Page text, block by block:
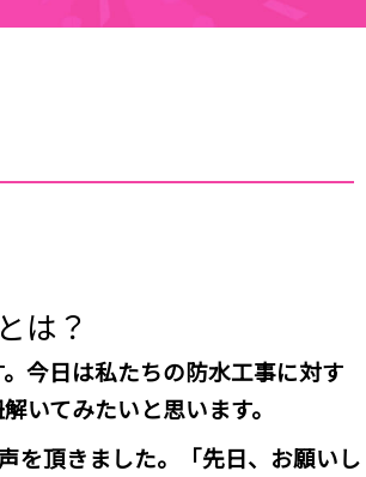
は？
今日は私たちの防水工事に対す
いてみたいと思います。
を頂きました。「先日、お願いし